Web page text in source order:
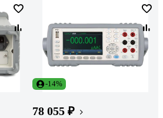
-14%
78 055 ₽